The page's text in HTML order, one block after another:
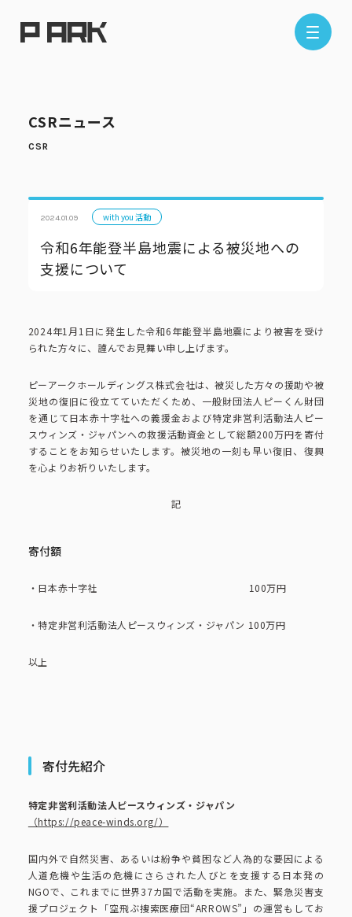
店舗情報
埼玉エリア
現在地から探す
ピーアークで楽しむ
ピーアークで楽しむ トップ
パチンコ・スロット
企業情報
企業情報 トップ
CSR活動
eco10プロジェクト
トピックス
IR情報
利用規約 プライバシーポリシー
サイトマップ
CSRニュース
2024.01.09 with you 活動
令和6年能登半島地震による被災地への
支援について
2024年1月1日に発生した令和6年能登半島地震により被害を受け
られた方々に、謹んでお見舞い申し上げます。
ピーアークホールディングス株式会社は、被災した方々の援助や被
災地の復旧に役立てていただくため、一般財団法人ピーくん財団
を通じて日本赤十字社への義援金および特定非営利活動法人ピー
スウィンズ・ジャパンへの救援活動資金として総額200万円を寄付
することをお知らせいたします。被災地の一刻も早い復旧、復興
を心よりお祈りいたします。
記
寄付額
・日本赤十字社 100万円
・特定非営利活動法人ピースウィンズ・ジャパン 100万円
以上
寄付先紹介
特定非営利活動法人ピースウィンズ・ジャパン
（https://peace-winds.org/）
国内外で自然災害、あるいは紛争や貧困など人為的な要因による
人道危機や生活の危機にさらされた人びとを支援する日本発の
NGOで、これまでに世界37カ国で活動を実施。また、緊急災害支
援プロジェクト「空飛ぶ捜索医療団“ARROWS”」の運営もしてお